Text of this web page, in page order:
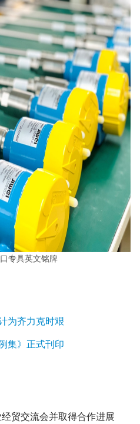
专具英文铭牌
为齐力克时艰
集》正式刊印
贸交流会并取得合作进展